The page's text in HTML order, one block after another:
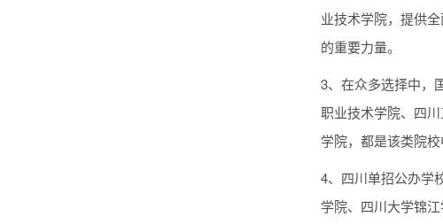
业技术学院，提供
的重要力量。
3、在众多选择中，
职业技术学院、四
学院，都是该类院校
4、四川单招公办学
学院、四川大学锦